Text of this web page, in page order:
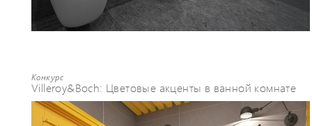
Конкурс
Villeroy&Boch: Цветовые акценты в ванной комнате